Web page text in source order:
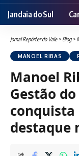
Jandaia do Sul
Jornal Repórter do Vale> Blog>
MANOEL RIBAS
Manoel
Gestão
conquista
destaque